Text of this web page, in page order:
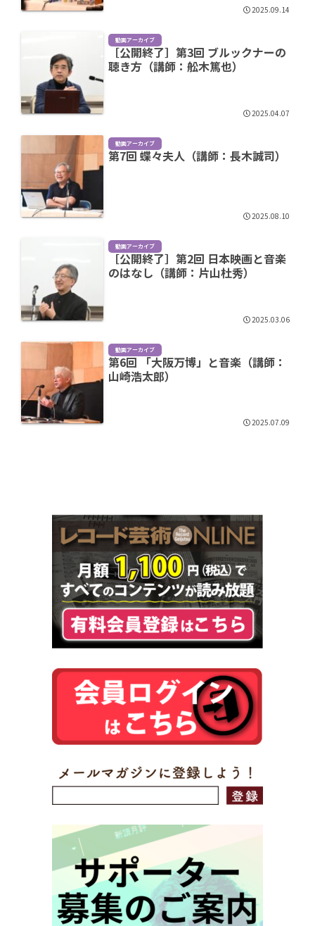
2025.09.14
動画アーカイブ
［公開終了］第3回 ブルックナーの
聴き方（講師：舩木篤也）
2025.04.07
動画アーカイブ
第7回 蝶々夫人（講師：長木誠司）
2025.08.10
動画アーカイブ
［公開終了］第2回 日本映画と音楽
のはなし（講師：片山杜秀）
2025.03.06
動画アーカイブ
第6回 「大阪万博」と音楽（講師：
山崎浩太郎）
2025.07.09